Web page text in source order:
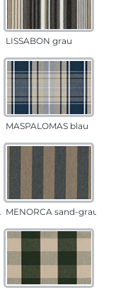
LISSABON grau
MASPALOMAS blau
MENORCA sand-grau